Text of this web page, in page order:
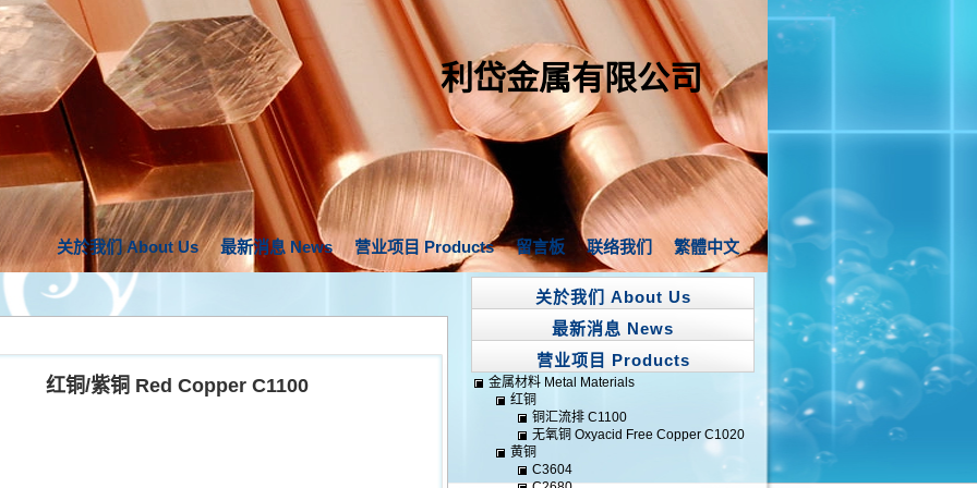
利岱金属有限公司
关於我们 About Us 最新消息 News 营业项目 Products 留言板 联络我们 繁體中文
红铜/紫铜 Red Copper C1100
关於我们 About Us
最新消息 News
营业项目 Products
金属材料 Metal Materials
红铜
铜汇流排 C1100
无氧铜 Oxyacid Free Copper C1020
黄铜
C3604